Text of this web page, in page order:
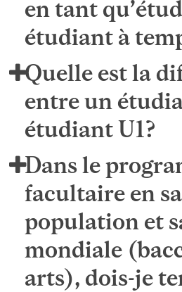
en tant
étudiant à
Quelle est la
entre un
étudiant U1?
Dans le
facultaire en
population et
mondiale
arts), dois-je